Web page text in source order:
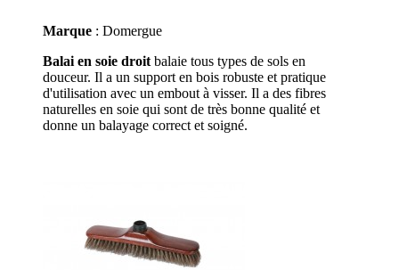
Marque : Domergue
Balai en soie droit balaie tous types de sols en
douceur. Il a un support en bois robuste et pratique
d'utilisation avec un embout à visser. Il a des fibres
naturelles en soie qui sont de très bonne qualité et
donne un balayage correct et soigné.